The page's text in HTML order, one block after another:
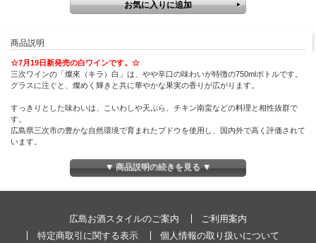
商品説明
☆7月19日新発売の白ワインです。☆
三次ワインの「燦來（キラ）白」は、やや辛口の味わいが特徴の750mlボトルです。
グラスに注ぐと、燦めく輝きと共に華やかな果実の香りが広がります。
すっきりとした味わいは、こいわしや天ぷら、チキン南蛮などの料理と相性抜群で
す。
広島県三次市の豊かな自然環境で育まれたブドウを使用し、国内外で高く評価されて
います。
☆このようなお祝い事に☆
▼ 商品説明の続きを見る ▼
広島お酒スタイルのご案内
ご利用案内
特定商取引に関する表示
個人情報の取り扱いについて